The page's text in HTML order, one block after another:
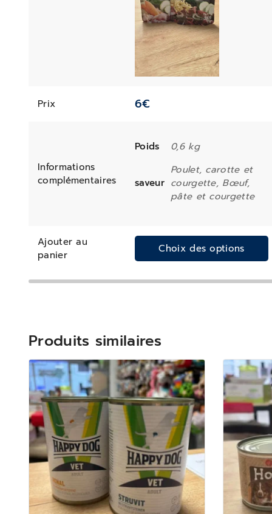
Prix 6€
Informations
complémentaires
Poids 0,6 kg
saveur
Poulet, carotte et
courgette, Bœuf,
pâte et courgette
Ajouter au
panier
Choix des options
Produits similaires